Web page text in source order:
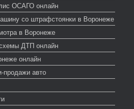
ОСАГО онлайн
со штрафстоянки в Воронеже
в Воронеже
ДТП онлайн
онлайн
продажи авто